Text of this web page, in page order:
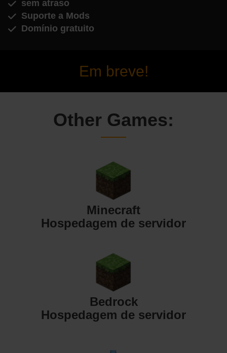
sem atraso
Suporte a Mods
Domínio gratuito
Em breve!
Other Games:
Minecraft
Hospedagem de servidor
Bedrock
Hospedagem de servidor